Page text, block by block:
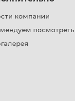
компании
посмотреть